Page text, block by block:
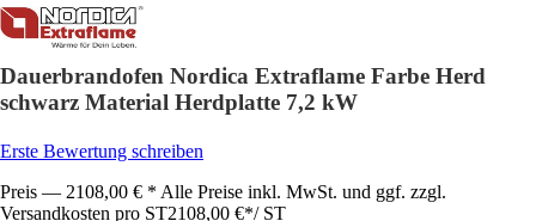
Dauerbrandofen Nordica Extraflame Farbe Herd
schwarz Material Herdplatte 7,2 kW
Erste Bewertung schreiben
Preis — 2108,00 € * Alle Preise inkl. MwSt. und ggf. zzgl.
Versandkosten pro ST2108,00 €*/ ST